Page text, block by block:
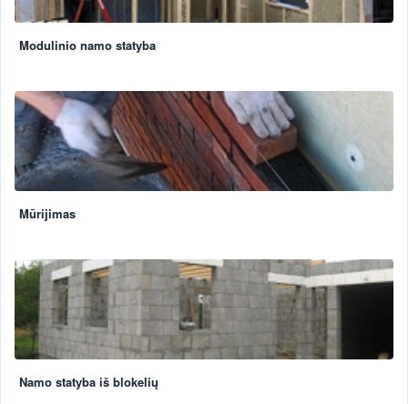
Modulinio namo statyba
Mūrijimas
Namo statyba iš blokelių